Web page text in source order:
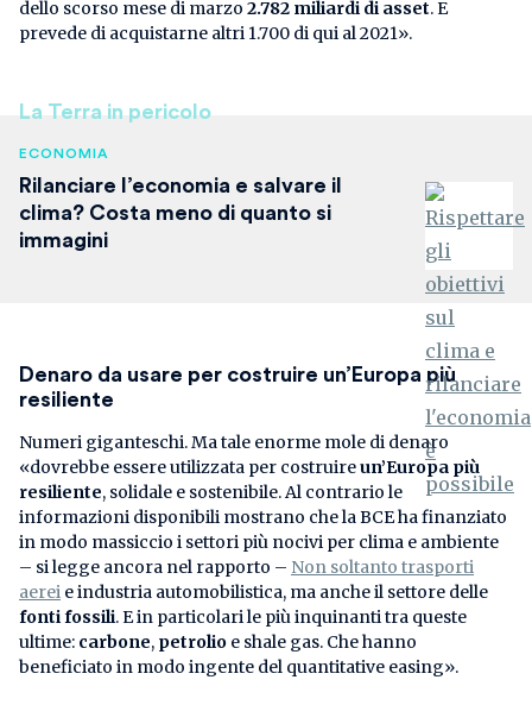
dello scorso mese di marzo 2.782 miliardi di asset. E
prevede di acquistarne altri 1.700 di qui al 2021».
La Terra in pericolo
ECONOMIA
Rilanciare l’economia e salvare il
clima? Costa meno di quanto si
immagini
Denaro da usare per costruire un’Europa più
resiliente
Numeri giganteschi. Ma tale enorme mole di denaro
«dovrebbe essere utilizzata per costruireun’Europa più
resiliente, solidale e sostenibile. Al contrario le
informazioni disponibili mostrano che la BCE ha finanziato
in modo massiccio i settori più nocivi per clima e ambiente
– si legge ancora nel rapporto – Non soltanto trasporti
aerei e industria automobilistica, ma anche il settore delle
fonti fossili. E in particolari le più inquinanti tra queste
ultime: carbone, petrolio e shale gas. Che hanno
beneficiato in modo ingente del quantitative easing».